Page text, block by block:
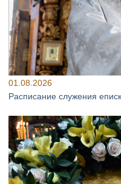
01.08.2026
Расписание служения